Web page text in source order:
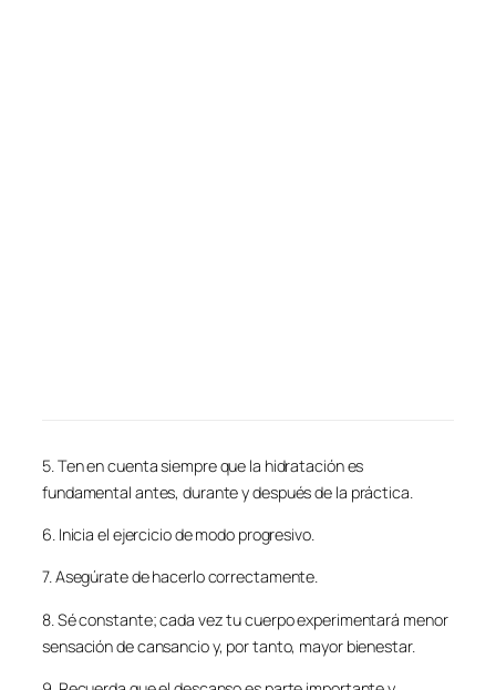
5. Ten en cuenta siempre que la hidratación es
fundamental antes, durante y después de la práctica.
6. Inicia el ejercicio de modo progresivo.
7. Asegúrate de hacerlo correctamente.
8. Sé constante; cada vez tu cuerpo experimentará menor
sensación de cansancio y, por tanto, mayor bienestar.